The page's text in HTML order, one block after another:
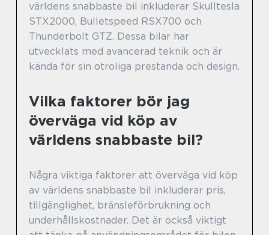
världens snabbaste bil inkluderar Skulltesla
STX2000, Bulletspeed RSX700 och
Thunderbolt GTZ. Dessa bilar har
utvecklats med avancerad teknik och är
kända för sin otroliga prestanda och design.
Vilka faktorer bör jag
överväga vid köp av
världens snabbaste bil?
Några viktiga faktorer att överväga vid köp
av världens snabbaste bil inkluderar pris,
tillgänglighet, bränsleförbrukning och
underhållskostnader. Det är också viktigt